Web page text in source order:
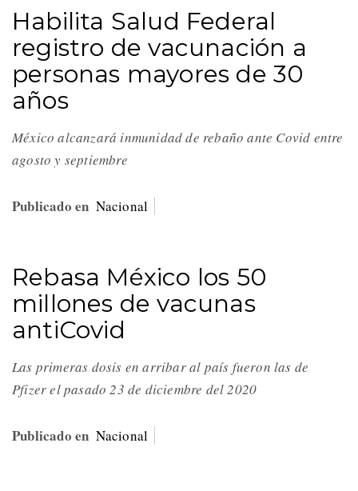
Habilita Salud Federal
registro de vacunación a
personas mayores de 30
años
México alcanzará inmunidad de rebaño ante Covid entre
agosto y septiembre
Publicado en Nacional
Rebasa México los 50
millones de vacunas
antiCovid
Las primeras dosis en arribar al país fueron las de
Pfizer el pasado 23 de diciembre del 2020
Publicado en Nacional